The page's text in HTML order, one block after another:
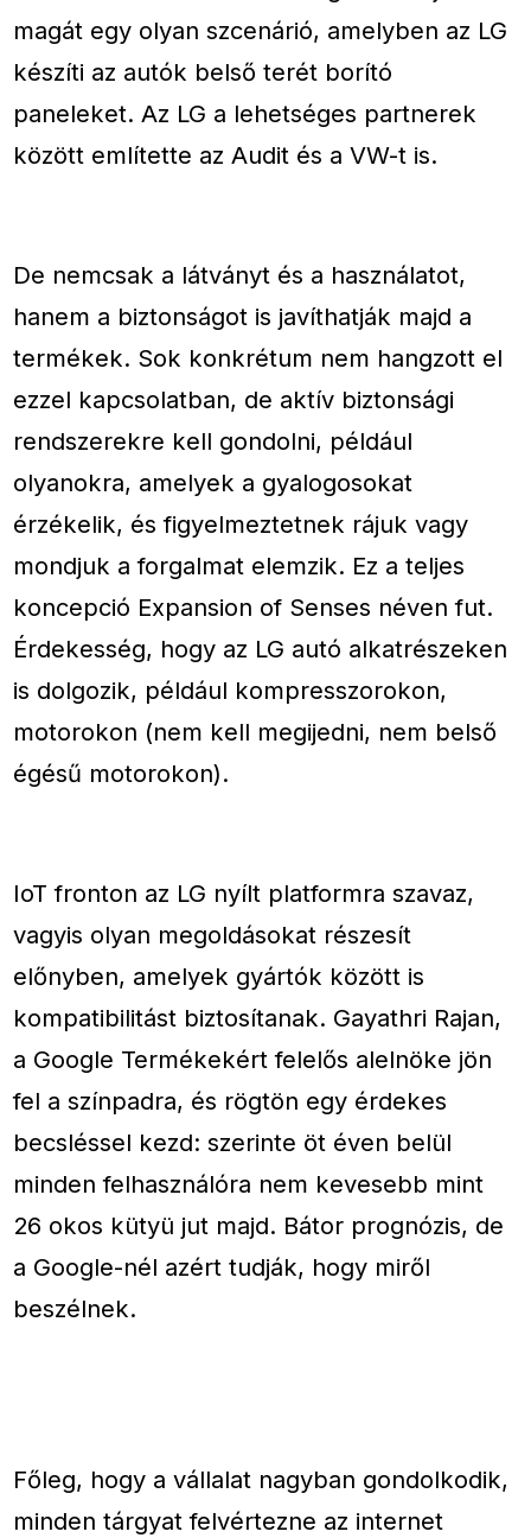
magát egy olyan szcenárió, amelyben az LG
készíti az autók belső terét borító
paneleket. Az LG a lehetséges partnerek
között említette az Audit és a VW-t is.
De nemcsak a látványt és a használatot,
hanem a biztonságot is javíthatják majd a
termékek. Sok konkrétum nem hangzott el
ezzel kapcsolatban, de aktív biztonsági
rendszerekre kell gondolni, például
olyanokra, amelyek a gyalogosokat
érzékelik, és figyelmeztetnek rájuk vagy
mondjuk a forgalmat elemzik. Ez a teljes
koncepció Expansion of Senses néven fut.
Érdekesség, hogy az LG autó alkatrészeken
is dolgozik, például kompresszorokon,
motorokon (nem kell megijedni, nem belső
égésű motorokon).
IoT fronton az LG nyílt platformra szavaz,
vagyis olyan megoldásokat részesít
előnyben, amelyek gyártók között is
kompatibilitást biztosítanak. Gayathri Rajan,
a Google Termékekért felelős alelnöke jön
fel a színpadra, és rögtön egy érdekes
becsléssel kezd: szerinte öt éven belül
minden felhasználóra nem kevesebb mint
26 okos kütyü jut majd. Bátor prognózis, de
a Google-nél azért tudják, hogy miről
beszélnek.
Főleg, hogy a vállalat nagyban gondolkodik,
minden tárgyat felvértezne az internet